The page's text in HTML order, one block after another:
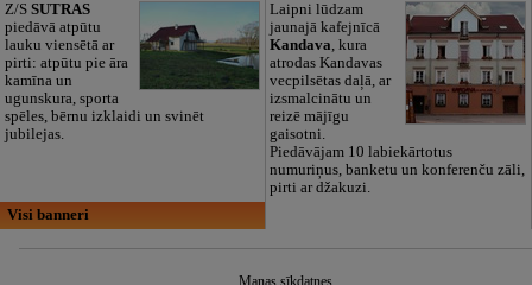
Z/S SUTRAS
piedāvā atpūtu
lauku viensētā ar
pirti: atpūtu pie āra
kamīna un
ugunskura, sporta
spēles, bērnu izklaidi un svinēt
jubilejas.
Laipni lūdzam
jaunajā kafejnīcā
Kandava, kura
atrodas Kandavas
vecpilsētas daļā, ar
izsmalcinātu un
reizē mājīgu
gaisotni.
Piedāvājam 10 labiekārtotus
numuriņus, banketu un konferenču zāli,
pirti ar džakuzi.
Visi banneri
Manas sīkdatnes